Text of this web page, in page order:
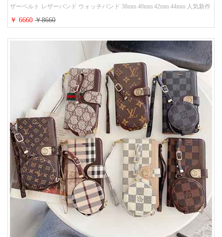
ザーベルト レザーバンド ウォッチバンド 38mm 40mm 42mm 44mm 人気新作
￥ 6660￥8660